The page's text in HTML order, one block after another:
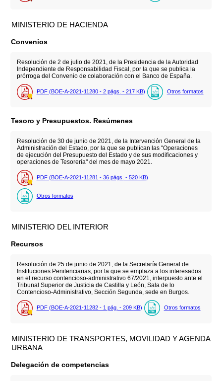
MINISTERIO DE HACIENDA
Convenios
Resolución de 2 de julio de 2021, de la Presidencia de la Autoridad
Independiente de Responsabilidad Fiscal, por la que se publica la
prórroga del Convenio de colaboración con el Banco de España.
PDF (BOE-A-2021-11280 - 2 págs. - 217 KB) Otros formatos
Tesoro y Presupuestos. Resúmenes
Resolución de 30 de junio de 2021, de la Intervención General de la
Administración del Estado, por la que se publican las "Operaciones
de ejecución del Presupuesto del Estado y de sus modificaciones y
operaciones de Tesorería" del mes de mayo 2021.
PDF (BOE-A-2021-11281 - 36 págs. - 520 KB)
Otros formatos
MINISTERIO DEL INTERIOR
Recursos
Resolución de 25 de junio de 2021, de la Secretaría General de
Instituciones Penitenciarias, por la que se emplaza a los interesados
en el recurso contencioso-administrativo 67/2021, interpuesto ante el
Tribunal Superior de Justicia de Castilla y León, Sala de lo
Contencioso-Administrativo, Sección Segunda, sede en Burgos.
PDF (BOE-A-2021-11282 - 1 pág. - 209 KB) Otros formatos
MINISTERIO DE TRANSPORTES, MOVILIDAD Y AGENDA
URBANA
Delegación de competencias